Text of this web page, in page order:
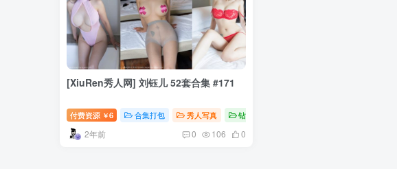
[XiuRen秀人网] 刘钰儿 52套合集 #171
付费资源 ￥6 合集打包 秀人写真 钻石免费
2年前 0 106 0